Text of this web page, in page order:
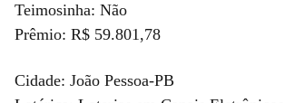
Teimosinha: Não
Prêmio: R$ 59.801,78
Cidade: João Pessoa-PB